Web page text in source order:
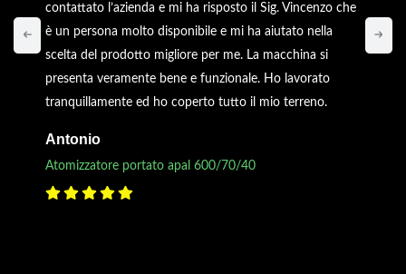
contattato l’azienda e mi ha risposto il Sig. Vincenzo che
è un persona molto disponibile e mi ha aiutato nella
scelta del prodotto migliore per me. La macchina si
presenta veramente bene e funzionale. Ho lavorato
tranquillamente ed ho coperto tutto il mio terreno.
Antonio
Atomizzatore portato apal 600/70/40